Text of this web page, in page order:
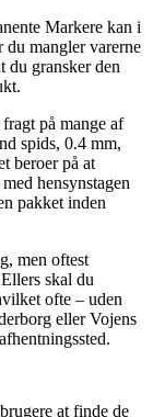
Markere kan i
mangler varerne
du gransker den
på mange af
spids, 0.4 mm,
beroer på at
hensynstagen
pakket inden
men oftest
skal du
ofte – uden
eller Vojens
at finde de